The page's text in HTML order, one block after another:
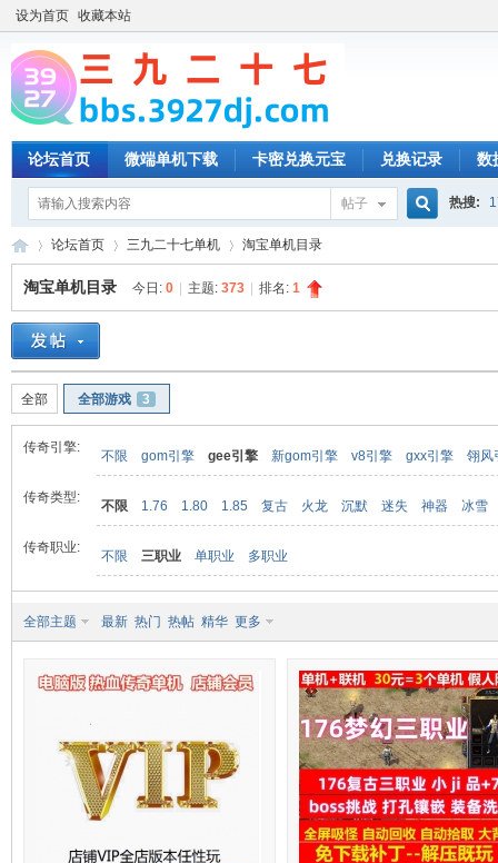
设为首页 收藏本站
论坛首页 微端单机下载 卡密兑换元宝 兑换记录 数
帖子 热搜:
»
论坛首页 三九二十七单机 淘宝单机目录
淘宝单机目录 今日: 0 主题: 373 排名: 1
全部 全部游戏 3
传奇引擎:
不限 gom引擎 gee引擎 新gom引擎 v8引擎 gxx引擎 翎风
传奇类型:
不限 1.76 1.80 1.85 复古 火龙 沉默 迷失 神器 冰雪
传奇职业:
不限 三职业 单职业 多职业
全部主题 最新 热门 热帖 精华 更多